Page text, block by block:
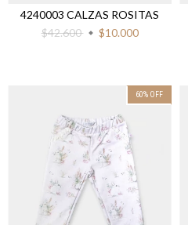
4240003 CALZAS ROSITAS
$42.600
$10.000
60% OFF